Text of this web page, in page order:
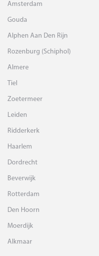
Amsterdam
Gouda
Alphen Aan Den Rijn
Rozenburg (Schiphol)
Almere
Tiel
Zoetermeer
Leiden
Ridderkerk
Haarlem
Dordrecht
Beverwijk
Rotterdam
Den Hoorn
Moerdijk
Alkmaar